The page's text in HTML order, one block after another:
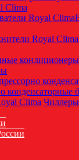
Clima
конденсаторные